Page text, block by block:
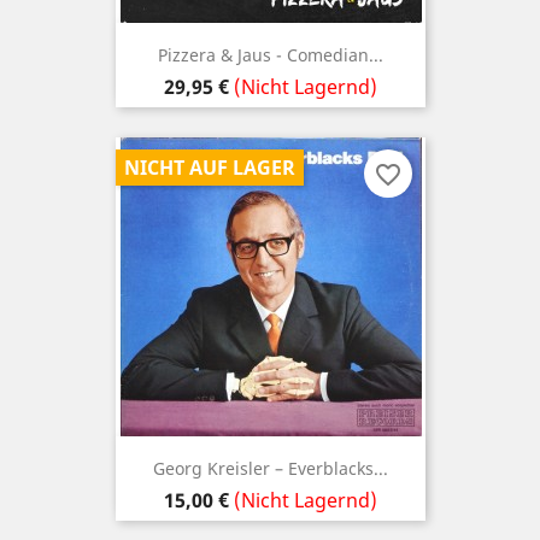
Pizzera & Jaus - Comedian...
Preis
29,95 € (Nicht Lagernd)
Georg Kreisler – Everblacks...
Preis
15,00 € (Nicht Lagernd)
NICHT AUF LAGER favorite_border